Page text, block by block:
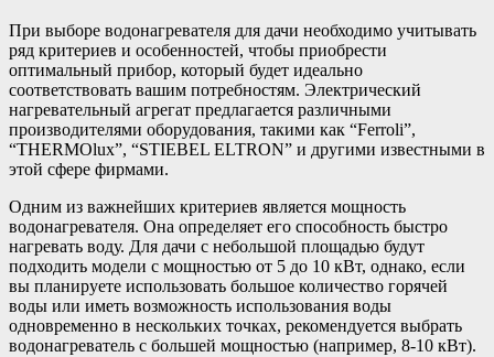
При выборе водонагревателя для дачи необходимо учитывать
ряд критериев и особенностей, чтобы приобрести
оптимальный прибор, который будет идеально
соответствовать вашим потребностям. Электрический
нагревательный агрегат предлагается различными
производителями оборудования, такими как “Ferroli”,
“THERMOlux”, “STIEBEL ELTRON” и другими известными в
этой сфере фирмами.
Одним из важнейших критериев является мощность
водонагревателя. Она определяет его способность быстро
нагревать воду. Для дачи с небольшой площадью будут
подходить модели с мощностью от 5 до 10 кВт, однако, если
вы планируете использовать большое количество горячей
воды или иметь возможность использования воды
одновременно в нескольких точках, рекомендуется выбрать
водонагреватель с большей мощностью (например, 8-10 кВт).